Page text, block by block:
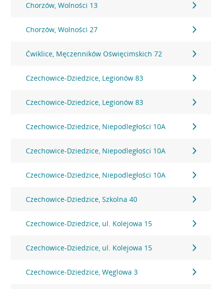
Chorzów, Wolności 13
Chorzów, Wolności 27
Ćwiklice, Męczenników Oświęcimskich 72
Czechowice-Dziedzice, Legionów 83
Czechowice-Dziedzice, Legionów 83
Czechowice-Dziedzice, Niepodległości 10A
Czechowice-Dziedzice, Niepodległości 10A
Czechowice-Dziedzice, Niepodległości 10A
Czechowice-Dziedzice, Szkolna 40
Czechowice-Dziedzice, ul. Kolejowa 15
Czechowice-Dziedzice, ul. Kolejowa 15
Czechowice-Dziedzice, Węglowa 3